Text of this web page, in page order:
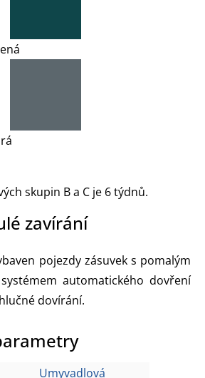
skupin B a C je 6 týdnů.
zavírání
pojezdy zásuvek s pomalým
automatického dovření
dovírání.
Umyvadlová